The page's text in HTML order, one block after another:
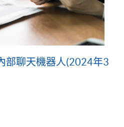
部聊天機器人(2024年3